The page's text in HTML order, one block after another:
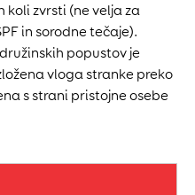
zvrsti (ne velja za
in sorodne tečaje).
popustov je
vloga stranke preko
s strani pristojne osebe